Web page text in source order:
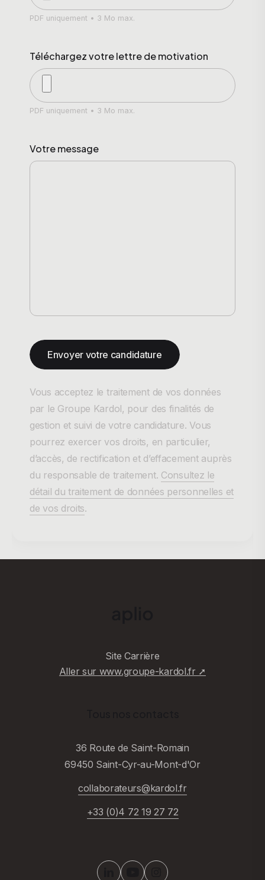
PDF uniquement • 3 Mo max.
Téléchargez votre lettre de motivation
PDF uniquement • 3 Mo max.
Votre message
Envoyer votre candidature
Vous acceptez le traitement de vos données
par le Groupe Kardol, pour des finalités de
gestion et suivi de votre candidature. Vous
pourrez exercer vos droits, en particulier,
d’accès, de rectification et d’effacement auprès
du responsable de traitement. Consultez le
détail du traitement de données personnelles et
de vos droits.
Site Carrière
Aller sur www.groupe-kardol.fr ➚
36 Route de Saint-Romain
69450 Saint-Cyr-au-Mont-d'Or
collaborateurs@kardol.fr
+33 (0)4 72 19 27 72